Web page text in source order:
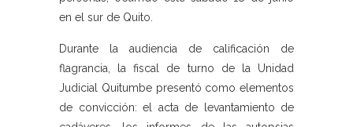
en el sur de Quito.
Durante la audiencia de calificación de
flagrancia, la fiscal de turno de la Unidad
Judicial Quitumbe presentó como elementos
de convicción: el acta de levantamiento de